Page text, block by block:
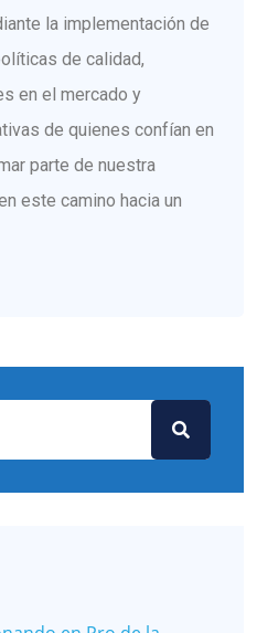
la implementación de
de calidad,
en el mercado y
de quienes confían en
parte de nuestra
este camino hacia un